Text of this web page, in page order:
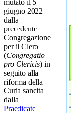
mutato il 5
giugno 2022
dalla
precedente
Congregazione
per il Clero
(Congregatio
pro Clericis) in
seguito alla
riforma della
Curia sancita
dalla
Praedicate